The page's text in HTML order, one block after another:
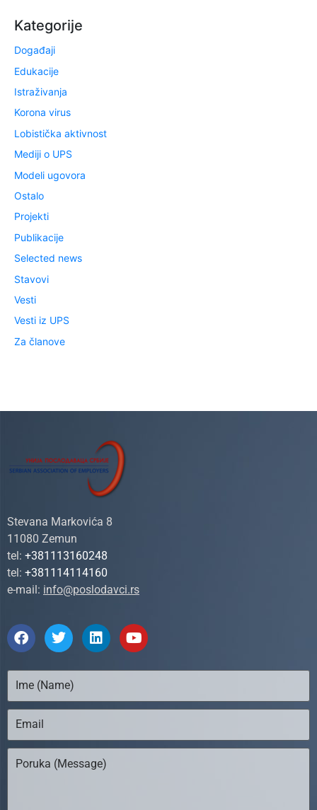
Kategorije
Događaji
Edukacije
Istraživanja
Korona virus
Lobistička aktivnost
Mediji o UPS
Modeli ugovora
Ostalo
Projekti
Publikacije
Selected news
Stavovi
Vesti
Vesti iz UPS
Za članove
Stevana Markovića 8
11080 Zemun
tel: +381113160248
tel: +381114114160
e-mail: info@poslodavci.rs